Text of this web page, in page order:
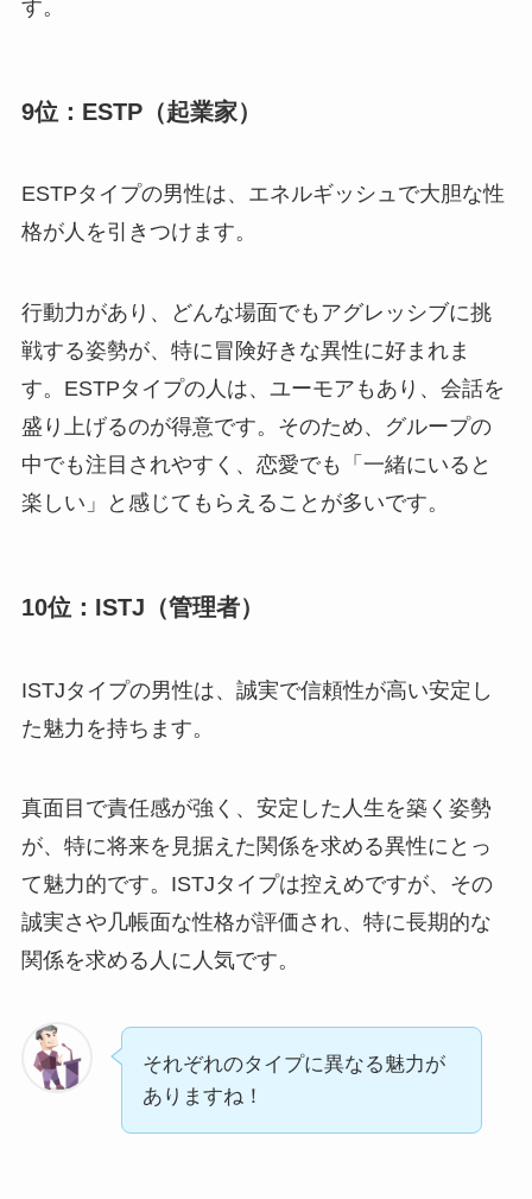
す。
9位：ESTP（起業家）
ESTPタイプの男性は、エネルギッシュで大胆な性
格が人を引きつけます。
行動力があり、どんな場面でもアグレッシブに挑
戦する姿勢が、特に冒険好きな異性に好まれま
す。ESTPタイプの人は、ユーモアもあり、会話を
盛り上げるのが得意です。そのため、グループの
中でも注目されやすく、恋愛でも「一緒にいると
楽しい」と感じてもらえることが多いです。
10位：ISTJ（管理者）
ISTJタイプの男性は、誠実で信頼性が高い安定し
た魅力を持ちます。
真面目で責任感が強く、安定した人生を築く姿勢
が、特に将来を見据えた関係を求める異性にとっ
て魅力的です。ISTJタイプは控えめですが、その
誠実さや几帳面な性格が評価され、特に長期的な
関係を求める人に人気です。
それぞれのタイプに異なる魅力が
ありますね！